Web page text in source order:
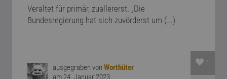
Veraltet für primär, zuallererst. „Die
Bundesregierung hat sich zuvörderst um (...)
ausgegraben vonWorthüter
am 24. Januar 2023
1